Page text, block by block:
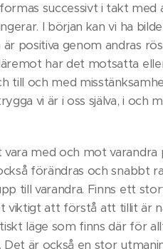
successivt i takt
I början kan vi ha
positiva genom andras
har det motsatta
till och med
vi är i oss själva, i
vara med och mot
förändras och snabbt
till varandra. Finns ett
viktigt att förstå att tillit är
läge som finns där för
är också en stor